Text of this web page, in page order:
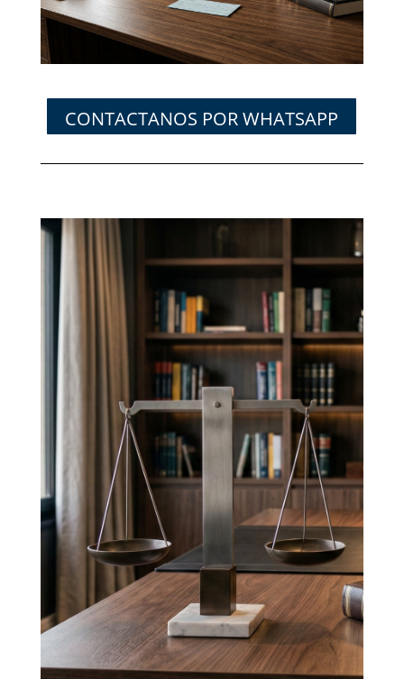
CONTACTANOS POR WHATSAPP